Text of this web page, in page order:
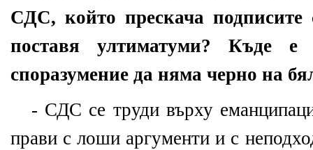
СДС, който прескача
поставя ултиматуми?
споразумение да няма черно на
- СДС се труди върху
прави с лоши аргументи и с